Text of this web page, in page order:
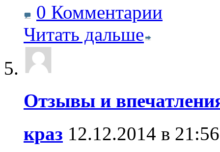
0 Комментарии
Читать дальше
Отзывы и
краз 12.12.2014 в 21:56